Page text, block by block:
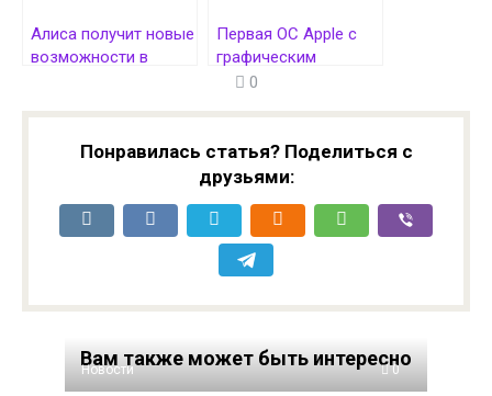
Алиса получит новые
возможности в
Первая ОС Apple с
графическим
интерфейсом — Lisa
браузере
0
Понравилась статья? Поделиться с
друзьями:
Вам также может быть интересно
Новости 0